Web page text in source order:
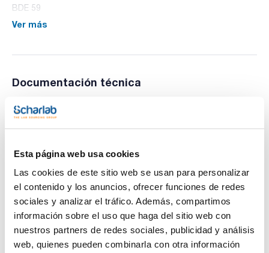
Esta página web usa cookies
Las cookies de este sitio web se usan para personalizar
el contenido y los anuncios, ofrecer funciones de redes
sociales y analizar el tráfico. Además, compartimos
información sobre el uso que haga del sitio web con
nuestros partners de redes sociales, publicidad y análisis
web, quienes pueden combinarla con otra información
BDE 59
Ver más
Documentación técnica
TDS / Ficha técnica
Regístrate para
Regístrate para
descargas
productos marca Scharlau habitualmente en stock,
listos para una entrega inmediata.